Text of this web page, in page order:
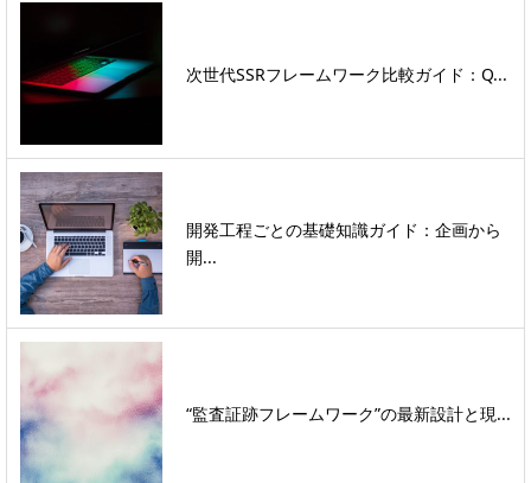
次世代SSRフレームワーク比較ガイド：Q...
開発工程ごとの基礎知識ガイド：企画から
開...
“監査証跡フレームワーク”の最新設計と現...